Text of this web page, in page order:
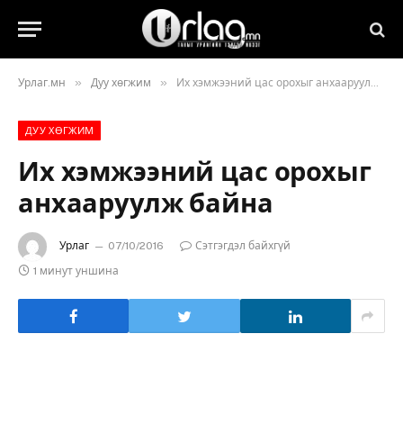
Урлаг.мн » Дуу хөгжим » Их хэмжээний цас орохыг анхааруулж байна
ДУУ ХӨГЖИМ
Их хэмжээний цас орохыг
анхааруулж байна
Урлаг 07/10/2016
Сэтгэгдэл байхгүй
1 минут уншина